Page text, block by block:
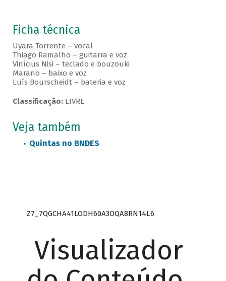
Ficha técnica
Uyara Torrente – vocal
Thiago Ramalho – guitarra e voz
Vinícius Nisi – teclado e bouzouki
Marano – baixo e voz
Luís Bourscheidt – bateria e voz
Classificação:LIVRE
Veja também
Quintas no BNDES
Z7_7QGCHA41LODH60A3OQA8RN14L6
Visualizador